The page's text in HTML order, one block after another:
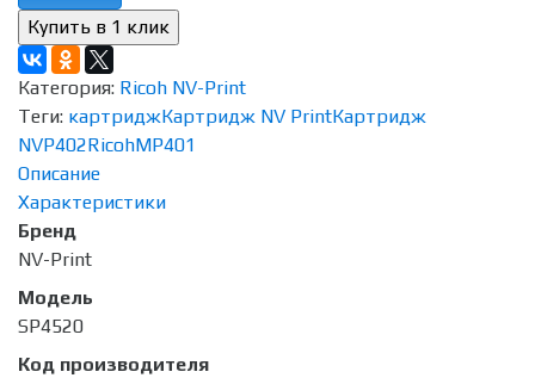
Категория: Ricoh NV-Print
Теги: картриджКартридж NV PrintКартридж
NVP402RicohMP401
Описание
Характеристики
Бренд
NV-Print
Модель
SP4520
Код производителя